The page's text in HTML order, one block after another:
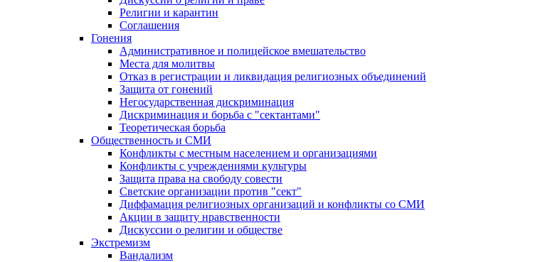
Религии и карантин
Соглашения
Гонения
Административное и полицейское вмешательство
Места для молитвы
Отказ в регистрации и ликвидация религиозных объединений
Защита от гонений
Негосударственная дискриминация
Дискриминация и борьба с "сектантами"
Теоретическая борьба
Общественность и СМИ
Конфликты с местным населением и организациями
Конфликты с учреждениями культуры
Защита права на свободу совести
Светские организации против "сект"
Диффамация религиозных организаций и конфликты со СМИ
Акции в защиту нравственности
Дискуссии о религии и обществе
Экстремизм
Вандализм